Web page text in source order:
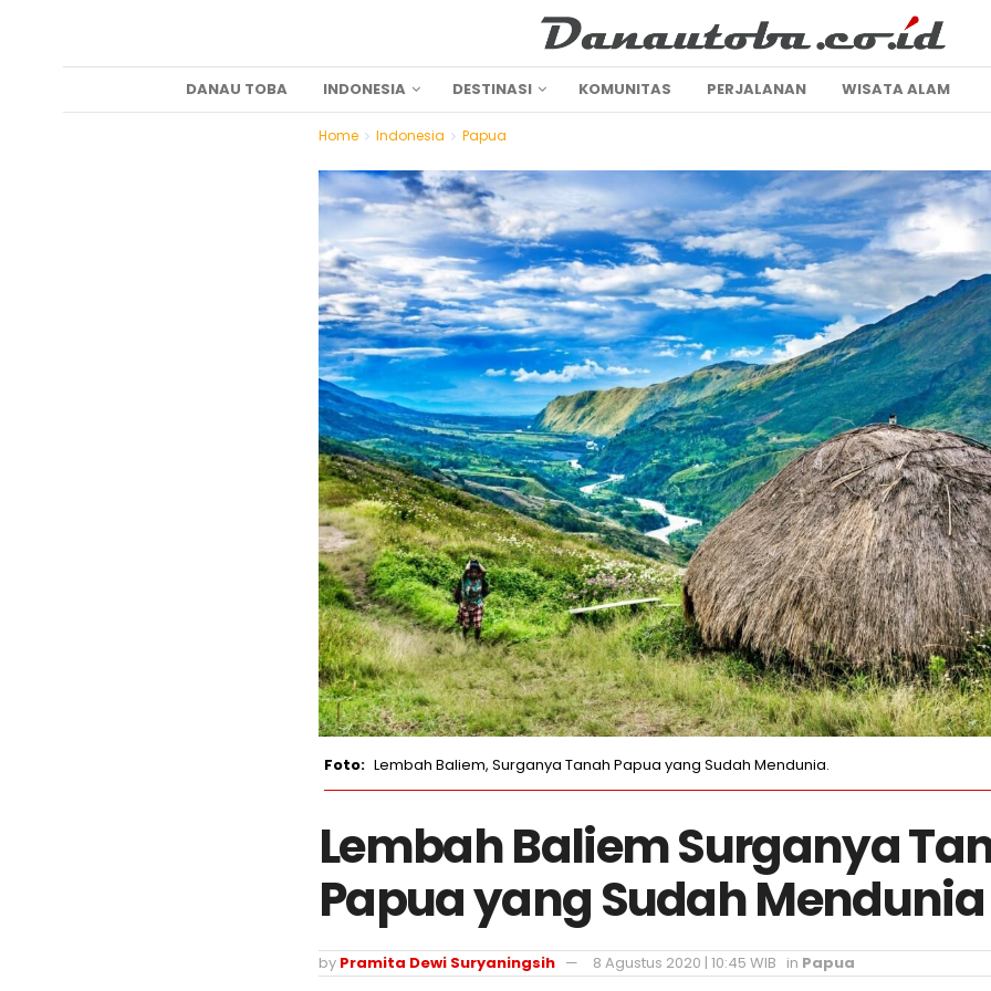
DANAU TOBA INDONESIA DESTINASI KOMUNITAS PERJALANAN WISATA ALAM
Home Indonesia Papua
Lembah Baliem, Surganya Tanah Papua yang Sudah Mendunia.
Lembah Baliem Surganya
Papua yang Sudah Mendunia
by Pramita Dewi Suryaningsih 8 Agustus 2020 | 10:45 WIB in Papua